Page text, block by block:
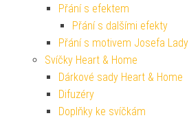
Přání s efektem
Přání s dalšími efekty
Přání s motivem Josefa Lady
Svíčky Heart & Home
Dárkové sady Heart & Home
Difuzéry
Doplňky ke svíčkám